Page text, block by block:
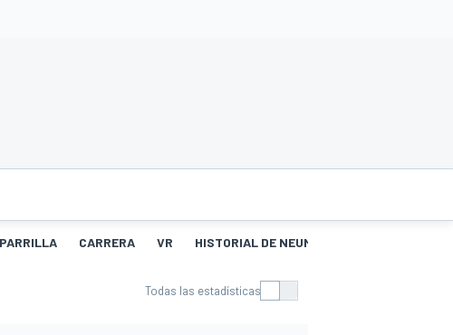
PARRILLA CARRERA VR HISTORIAL DE NEUMÁTICOS
Todas las estadísticas